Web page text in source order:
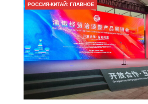
РОССИЯ-КИТАЙ: ГЛАВНОЕ